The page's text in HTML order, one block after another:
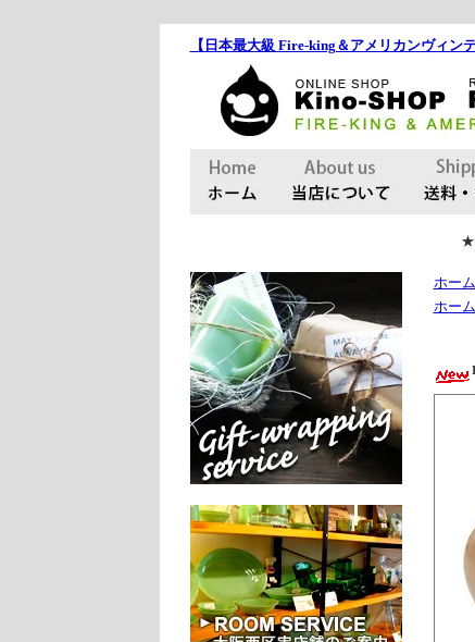
【日本最大級 Fire-king＆アメリカンヴィン
★
ホーム
ホーム